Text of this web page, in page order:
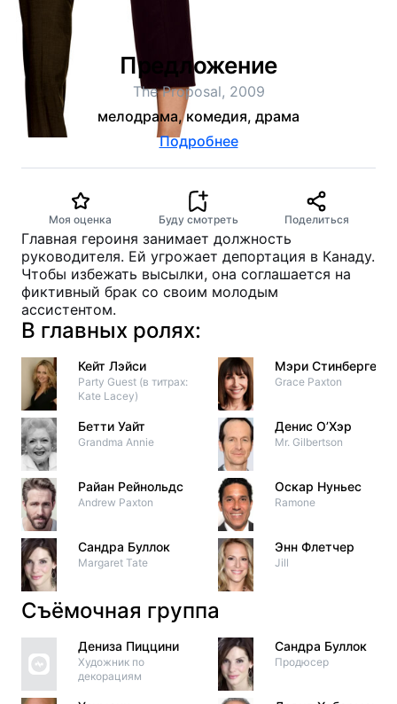
Предложение
The Proposal, 2009
мелодрама, комедия, драма
Подробнее
Моя оценка Буду смотреть Поделиться
Главная героиня занимает должность
руководителя. Ей угрожает депортация в Канаду.
Чтобы избежать высылки, она соглашается на
фиктивный брак со своим молодым
ассистентом.
В главных ролях:
Кейт Лэйси
Party Guest (в титрах:
Kate Lacey)
Бетти Уайт
Grandma Annie
Райан Рейнольдс
Andrew Paxton
Сандра Буллок
Margaret Tate
Мэри Стинберген
Grace Paxton
Денис О’Хэр
Mr. Gilbertson
Оскар Нуньес
Ramone
Энн Флетчер
Jill
Съёмочная группа
Дениза Пиццини
Художник по
декорациям
Сандра Буллок
Продюсер